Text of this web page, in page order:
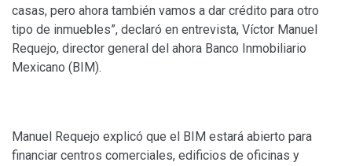
casas, pero ahora también vamos a dar crédito para otro
tipo de inmuebles”, declaró en entrevista, Víctor Manuel
Requejo, director general del ahora Banco Inmobiliario
Mexicano (BIM).
Manuel Requejo explicó que el BIM estará abierto para
financiar centros comerciales, edificios de oficinas y